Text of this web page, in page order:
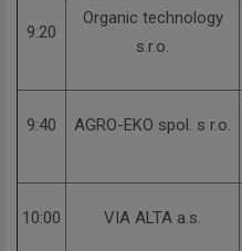
9:20
Organic technology
s.r.o.
9:40 AGRO-EKO spol. s r.o.
10:00 VIA ALTA a.s.